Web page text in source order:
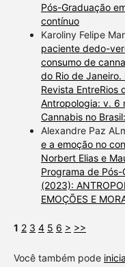
Pós-Graduação
contínuo
Karoliny Felipe
paciente dedo-
consumo de
do Rio de
Revista EntreRios
Antropologia: v. 6
Cannabis no
Alexandre Paz
e a emoção no
Norbert Elias e
Programa de
(2023):
EMOÇÕES E
1 2 3 4 5 6 > >>
Você também pode